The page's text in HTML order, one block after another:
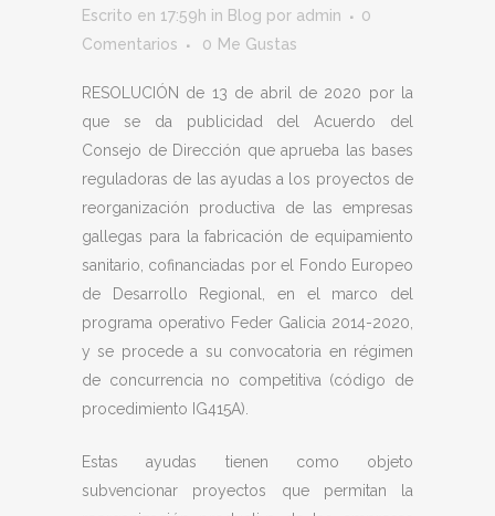
Escrito en 17:59h in Blog por admin
0
Comentarios
0 Me Gustas
RESOLUCIÓN de 13 de abril de 2020 por la
que se da publicidad del Acuerdo del
Consejo de Dirección que aprueba las bases
reguladoras de las ayudas a los proyectos de
reorganización productiva de las empresas
gallegas para la fabricación de equipamiento
sanitario, cofinanciadas por el Fondo Europeo
de Desarrollo Regional, en el marco del
programa operativo Feder Galicia 2014-2020,
y se procede a su convocatoria en régimen
de concurrencia no competitiva (código de
procedimiento IG415A).
Estas ayudas tienen como objeto
subvencionar proyectos que permitan la